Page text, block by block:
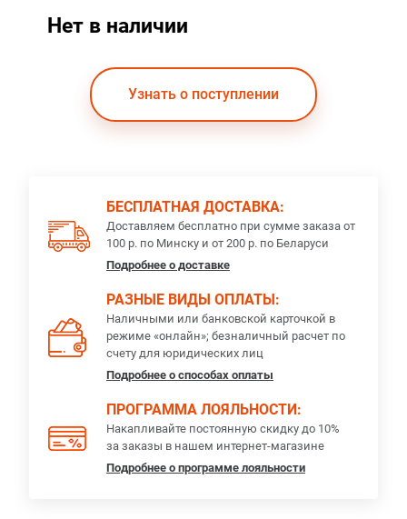
Нет в наличии
Узнать о поступлении
БЕСПЛАТНАЯ ДОСТАВКА:
Доставляем бесплатно при сумме заказа от
100 р. по Минску и от 200 р. по Беларуси
Подробнее о доставке
РАЗНЫЕ ВИДЫ ОПЛАТЫ:
Наличными или банковской карточкой в
режиме «онлайн»; безналичный расчет по
счету для юридических лиц
Подробнее о способах оплаты
ПРОГРАММА ЛОЯЛЬНОСТИ:
Накапливайте постоянную скидку до 10%
за заказы в нашем интернет-магазине
Подробнее о программе лояльности